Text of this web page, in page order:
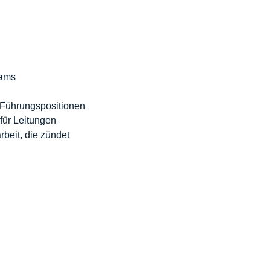
Leitungen
die zündet